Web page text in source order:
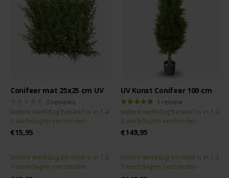
Conifeer mat 25x25 cm UV
0 reviews
Iedere werkdag besteld is in 1 à
3 werkdagen verzonden.
€15,95
Iedere werkdag besteld is in 1 à
3 werkdagen verzonden.
UV Kunst Conifeer 100 cm
1 review
Iedere werkdag besteld is in 1 à
3 werkdagen verzonden.
€149,95
Iedere werkdag besteld is in 1 à
3 werkdagen verzonden.